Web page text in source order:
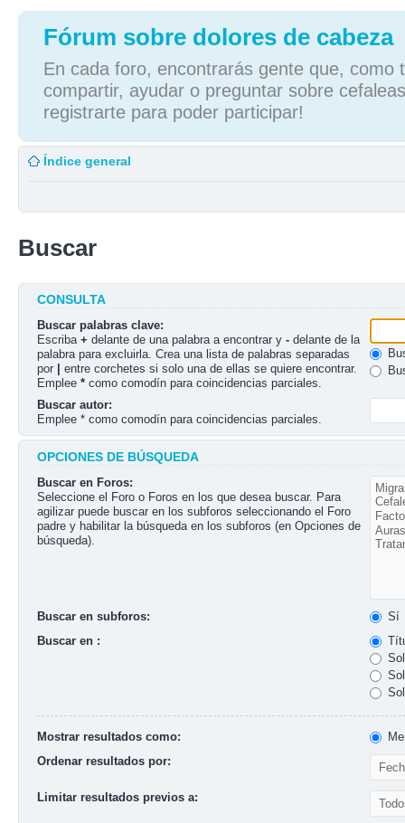
Fórum sobre dolores de cabeza
En cada foro, encontrarás gente que, como
compartir, ayudar o preguntar sobre
registrarte para poder participar!
Índice general
Buscar
CONSULTA
Buscar palabras clave:
Escriba + delante de una palabra a encontrar y - delante de la
palabra para excluirla. Crea una lista de palabras separadas
por
entre corchetes si solo una de ellas se quiere encontrar.
Emplee * como comodín para coincidencias parciales.
Buscar autor:
Emplee * como comodín para coincidencias parciales.
OPCIONES DE BÚSQUEDA
Buscar en Foros:
Seleccione el Foro o Foros en los que desea buscar. Para
agilizar puede buscar en los subforos seleccionando el Foro
padre y habilitar la búsqueda en los subforos (en Opciones de
búsqueda).
Buscar en subforos:
Sí
Buscar en :
Mostrar resultados como:
Ordenar resultados por:
Limitar resultados previos a: